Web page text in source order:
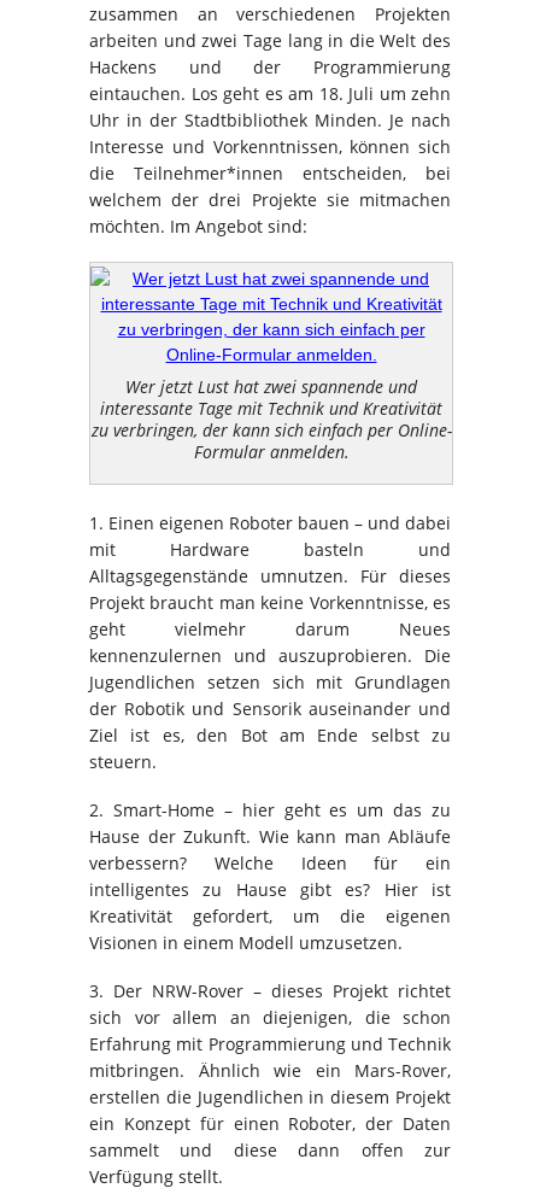
zusammen an verschiedenen Projekten
arbeiten und zwei Tage lang in die Welt des
Hackens und der Programmierung
eintauchen. Los geht es am 18. Juli um zehn
Uhr in der Stadtbibliothek Minden. Je nach
Interesse und Vorkenntnissen, können sich
die Teilnehmer*innen entscheiden, bei
welchem der drei Projekte sie mitmachen
möchten. Im Angebot sind:
Wer jetzt Lust hat zwei spannende und
interessante Tage mit Technik und Kreativität
zu verbringen, der kann sich einfach per Online-
Formular anmelden.
1. Einen eigenen Roboter bauen – und dabei
mit Hardware basteln und
Alltagsgegenstände umnutzen. Für dieses
Projekt braucht man keine Vorkenntnisse, es
geht vielmehr darum Neues
kennenzulernen und auszuprobieren. Die
Jugendlichen setzen sich mit Grundlagen
der Robotik und Sensorik auseinander und
Ziel ist es, den Bot am Ende selbst zu
steuern.
2. Smart-Home – hier geht es um das zu
Hause der Zukunft. Wie kann man Abläufe
verbessern? Welche Ideen für ein
intelligentes zu Hause gibt es? Hier ist
Kreativität gefordert, um die eigenen
Visionen in einem Modell umzusetzen.
3. Der NRW-Rover – dieses Projekt richtet
sich vor allem an diejenigen, die schon
Erfahrung mit Programmierung und Technik
mitbringen. Ähnlich wie ein Mars-Rover,
erstellen die Jugendlichen in diesem Projekt
ein Konzept für einen Roboter, der Daten
sammelt und diese dann offen zur
Verfügung stellt.